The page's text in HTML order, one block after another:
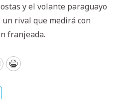
y el volante paraguayo
un rival que medirá con
franjeada.
Print